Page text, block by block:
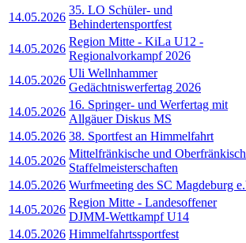
14.05.2026
35. LO Schüler- und
Behindertensportfest
14.05.2026
Region Mitte - KiLa U12 -
Regionalvorkampf 2026
14.05.2026
Uli Wellnhammer
Gedächtniswerfertag 2026
14.05.2026
16. Springer- und Werfertag mit
Allgäuer Diskus MS
14.05.2026 38. Sportfest an Himmelfahrt
14.05.2026
Mittelfränkische und
Staffelmeisterschaften
14.05.2026 Wurfmeeting des SC Magdeburg
14.05.2026
Region Mitte - Landesoffener
DJMM-Wettkampf U14
14.05.2026 Himmelfahrtssportfest